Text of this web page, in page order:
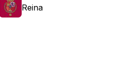
Reina